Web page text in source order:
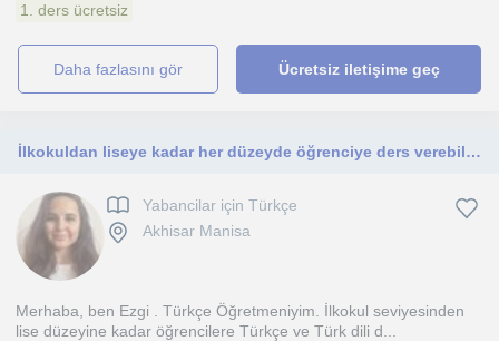
1. ders ücretsiz
daha fazlasını gör Ücretsiz iletişime geç
İlkokuldan liseye kadar her düzeyde öğrenciye ders verebilirim
Yabancilar için Türkçe
Akhisar Manisa
Merhaba, ben Ezgi . Türkçe Öğretmeniyim. İlkokul seviyesinden
lise düzeyine kadar öğrencilere Türkçe ve Türk dili d...